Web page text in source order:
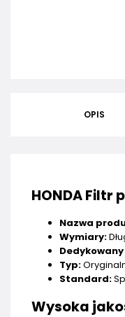
OPIS
HONDA Filtr
Nazwa
Wymiary:
Typ:
Standard:
Wysoka